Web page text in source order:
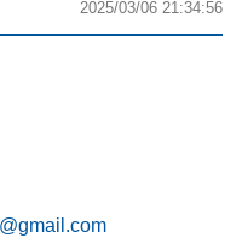
2025/03/06 21:34:56